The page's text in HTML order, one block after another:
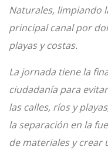
Naturales, limpiando
principal canal por
playas y costas.
La jornada tiene la
ciudadanía para
las calles, ríos y
la separación en la
de materiales y crear